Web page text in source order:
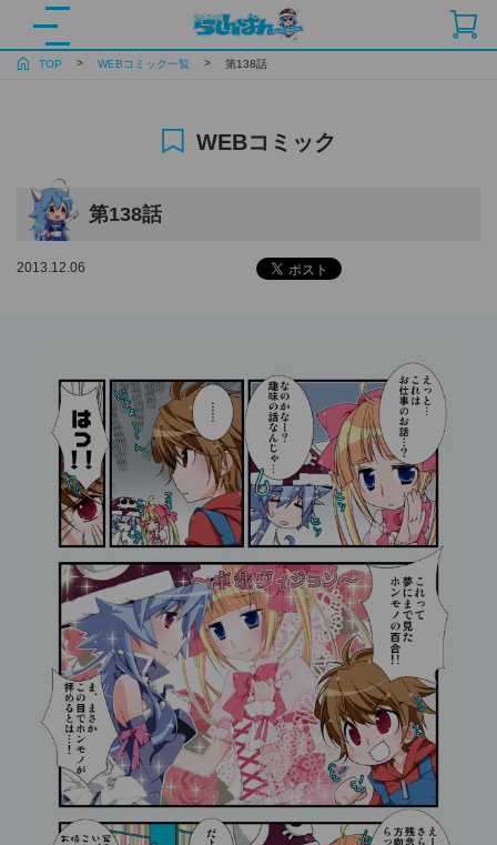
TOP WEBコミック一覧 第138話
WEBコミック
第138話
2013.12.06